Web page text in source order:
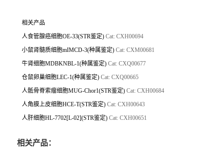
相关产品
人食管腺癌细胞OE-33(STR鉴定) Cat: CXH00694
小鼠肾髓质细胞mIMCD-3(种属鉴定) Cat: CXM00681
牛肾细胞MDBKNBL-1(种属鉴定) Cat: CXQ00677
仓鼠卵巢细胞LEC-1(种属鉴定) Cat: CXQ00665
人骶骨脊索瘤细胞MUG-Chor1(STR鉴定) Cat: CXH00684
人角膜上皮细胞HCE-T(STR鉴定) Cat: CXH00643
人肝细胞HL-7702[L-02](STR鉴定) Cat: CXH00651
相关产品：